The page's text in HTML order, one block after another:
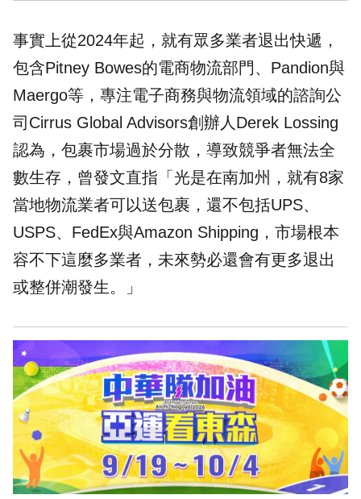
事實上從2024年起，就有眾多業者退出快遞 ，
包含Pitney Bowes的電商物流部門、Pandion與
Maergo等，專注電子商務與物流領域的諮詢公
司Cirrus Global Advisors創辦人Derek Lossing
認為，包裹市場過於分散，導致競爭者無法全
數生存，曾發文直指「光是在南加州，就有8家
當地物流業者可以送包裹，還不包括UPS、
USPS、FedEx與Amazon Shipping，市場根本
容不下這麼多業者，未來勢必還會有更多退出
或整併潮發生。」